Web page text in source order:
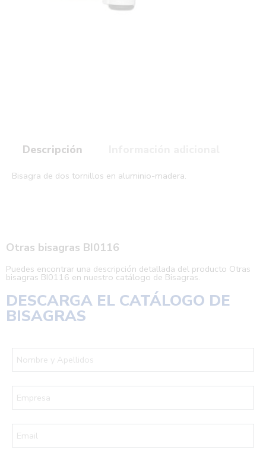
Descripción
Bisagra de dos tornillos en aluminio-madera.
Otras bisagras BI0116
Puedes encontrar una descripción detallada del producto Otras
bisagras BI0116 en nuestro catálogo de Bisagras.
DESCARGA EL CATÁLOGO DE
BISAGRAS